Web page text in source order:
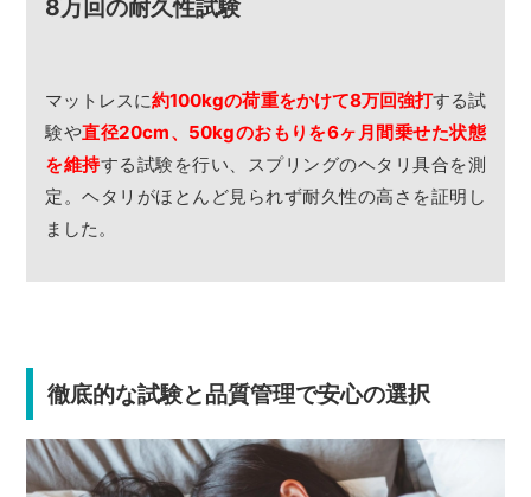
8万回の耐久性試験
マットレスに約100kgの荷重をかけて8万回強打する試
験や直径20cm、50kgのおもりを6ヶ月間乗せた状態
を維持する試験を行い、スプリングのヘタリ具合を測
定。ヘタリがほとんど見られず耐久性の高さを証明し
ました。
徹底的な試験と品質管理で安心の選択